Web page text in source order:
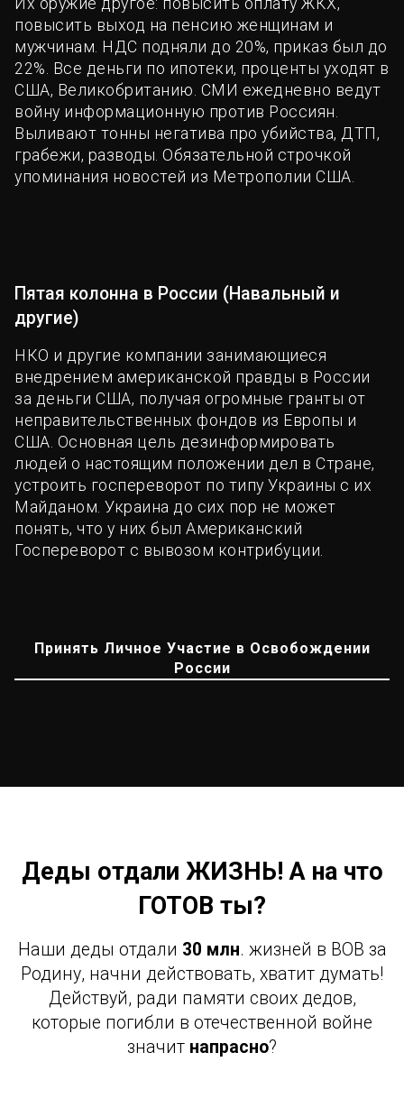
повысить выход на пенсию женщинам и
мужчинам. НДС подняли до 20%, приказ был до
22%. Все деньги по ипотеки, проценты уходят в
США, Великобританию. СМИ ежедневно ведут
войну информационную против Россиян.
Выливают тонны негатива про убийства, ДТП,
грабежи, разводы. Обязательной строчкой
упоминания новостей из Метрополии США.
Пятая колонна в России (Навальный и
другие)
НКО и другие компании занимающиеся
внедрением американской правды в России
за деньги США, получая огромные гранты от
неправительственных фондов из Европы и
США. Основная цель дезинформировать
людей о настоящим положении дел в Стране,
устроить госпереворот по типу Украины с их
Майданом. Украина до сих пор не может
понять, что у них был Американский
Госпереворот с вывозом контрибуции.
Принять Личное Участие в Освобождении
России
Деды отдали ЖИЗНЬ! А на что
ГОТОВ ты?
Наши деды отдали 30 млн. жизней в ВОВ за
Родину, начни действовать, хватит думать!
Действуй, ради памяти своих дедов,
которые погибли в отечественной войне
значит напрасно?